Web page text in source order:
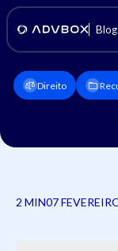
Blog
Direito
2 MIN07